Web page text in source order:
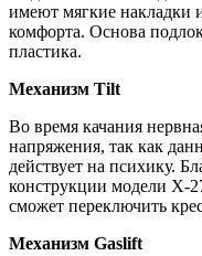
имеют мягкие накладки
комфорта. Основа
пластика.
Механизм Tilt
Во время качания
напряжения, так как
действует на психику.
конструкции модели X-
сможет переключить
Механизм Gaslift